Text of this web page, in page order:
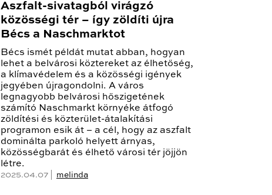
Aszfalt-sivatagból virágzó
közösségi tér – így zöldíti újra
Bécs a Naschmarktot
Bécs ismét példát mutat abban, hogyan
lehet a belvárosi köztereket az élhetőség,
a klímavédelem és a közösségi igények
jegyében újragondolni. A város
legnagyobb belvárosi hőszigetének
számító Naschmarkt környéke átfogó
zöldítési és közterület-átalakítási
programon esik át – a cél, hogy az aszfalt
dominálta parkoló helyett árnyas,
közösségbarát és élhető városi tér jöjjön
létre.
2025.04.07 | melinda